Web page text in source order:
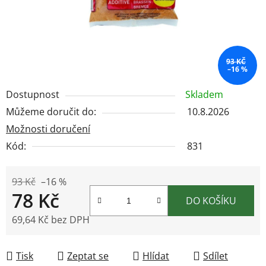
Dostupnost
Skladem
Můžeme doručit do:
10.8.2026
Možnosti doručení
Kód:
831
93 Kč –16 %
78 Kč
69,64 Kč bez DPH
DO KOŠÍKU
Tisk Zeptat se Hlídat Sdílet
93 KČ
–16 %